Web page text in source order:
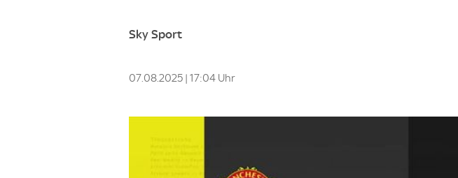
Sky Sport
07.08.2025 | 17:04 Uhr